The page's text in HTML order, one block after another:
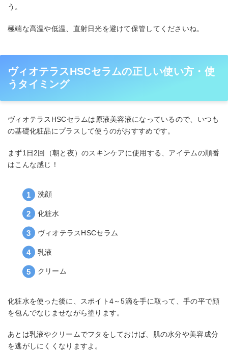
う。
極端な高温や低温、直射日光を避けて保管してくださいね。
ヴィオテラスHSCセラムの正しい使い方・使
うタイミング
ヴィオテラスHSCセラムは原液美容液になっているので、いつも
の基礎化粧品にプラスして使うのがおすすめです。
まず1日2回（朝と夜）のスキンケアに使用する、アイテムの順番
はこんな感じ！
洗顔
化粧水
ヴィオテラスHSCセラム
乳液
クリーム
化粧水を使った後に、スポイト4～5滴を手に取って、手の平で顔
を包んでなじませながら塗ります。
あとは乳液やクリームでフタをしておけば、肌の水分や美容成分
を逃がしにくくなりますよ。